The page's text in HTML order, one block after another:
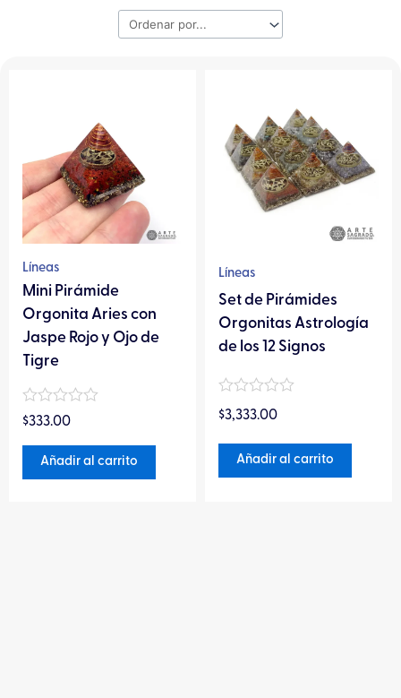
Líneas
Mini Pirámide
Orgonita Aries con
Jaspe Rojo y Ojo de
Tigre
$333.00
Añadir al carrito
Valorado
en
0
Líneas
Set de Pirámides
Orgonitas Astrología
de los 12 Signos
$3,333.00
Añadir al carrito
Valorado
en